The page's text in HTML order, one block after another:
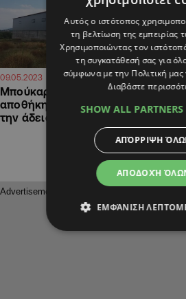
09.05.2023 09:10
Μπούκαραν με όχημα σε
αποθήκη στη Μεσόγη και
την άδειασαν
φαΐ ο
Αυτός ο ιστότοπος
τη βελτίωση της εμπειρίας
Χρησιμοποιώντας τον
τη συγκατάθεσή σας για
σύμφωνα με την Πολιτική μας
Διαβάστε
SHOW ALL PARTNERS
ΑΠΟΔΟΧΉ
ΑΠΌΡΡΙΨΗ
ΕΜΦΆΝΙΣΗ